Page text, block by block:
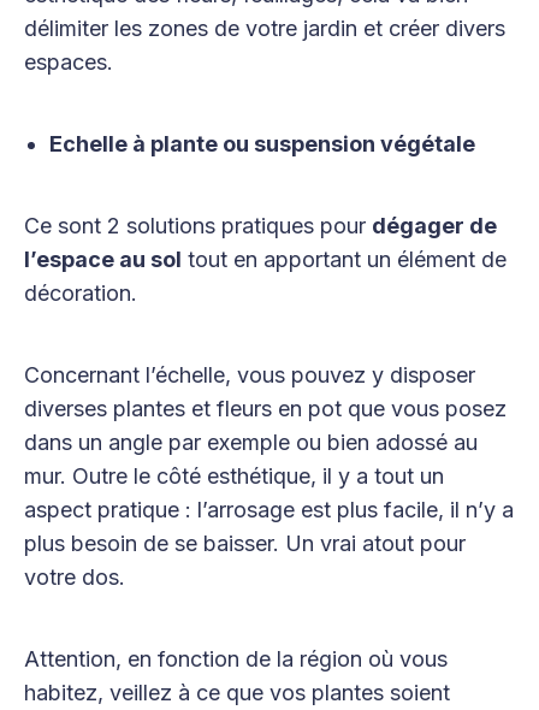
délimiter les zones de votre jardin et créer divers
espaces.
Echelle à plante ou suspension végétale
Ce sont 2 solutions pratiques pour dégager de
l’espace au sol tout en apportant un élément de
décoration.
Concernant l’échelle, vous pouvez y disposer
diverses plantes et fleurs en pot que vous posez
dans un angle par exemple ou bien adossé au
mur. Outre le côté esthétique, il y a tout un
aspect pratique : l’arrosage est plus facile, il n’y a
plus besoin de se baisser. Un vrai atout pour
votre dos.
Attention, en fonction de la région où vous
habitez, veillez à ce que vos plantes soient